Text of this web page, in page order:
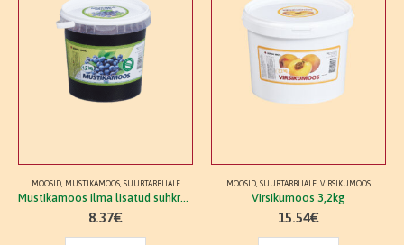
MOOSID, MUSTIKAMOOS, SUURTARBIJALE
Mustikamoos ilma lisatud suhkruta 1,2kg
8.37€
MOOSID SUURTARBIJALE VIRSIKUMOOS
Virsikumoos 3,2kg
15.54€